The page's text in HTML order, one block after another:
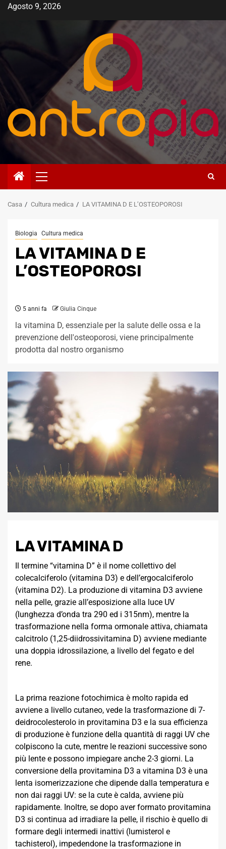
VaiAgosto 9, 2026
Menù
principale
Casa Cultura medica LA VITAMINA D E L’OSTEOPOROSI
Biologia Cultura medica
LA VITAMINA D E
L’OSTEOPOROSI
5 anni fa Giulia Cinque
la vitamina D, essenziale per la salute delle ossa e la
prevenzione dell'osteoporosi, viene principalmente
prodotta dal nostro organismo
LA VITAMINA D
Il termine “vitamina D” è il nome collettivo del
colecalciferolo (vitamina D3) e dell’ergocalciferolo
(vitamina D2). La produzione di vitamina D3 avviene
nella pelle, grazie all’esposizione alla luce UV
(lunghezza d’onda tra 290 ed i 315nm), mentre la
trasformazione nella forma ormonale attiva, chiamata
calcitrolo (1,25-diidrossivitamina D) avviene mediante
una doppia idrossilazione, a livello del fegato e del
rene.
La prima reazione fotochimica è molto rapida ed
avviene a livello cutaneo, vede la trasformazione di 7-
deidrocolesterolo in provitamina D3 e la sua efficienza
di produzione è funzione della quantità di raggi UV che
colpiscono la cute, mentre le reazioni successive sono
più lente e possono impiegare anche 2-3 giorni. La
conversione della provitamina D3 a vitamina D3 è una
lenta isomerizzazione che dipende dalla temperatura e
non dai raggi UV: se la cute è calda, avviene più
rapidamente. Inoltre, se dopo aver formato provitamina
D3 si continua ad irradiare la pelle, il rischio è quello di
formare degli intermedi inattivi (lumisterol e
tachisterol), impedendone la trasformazione in